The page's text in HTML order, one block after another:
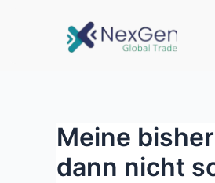
Meine
dann nicht